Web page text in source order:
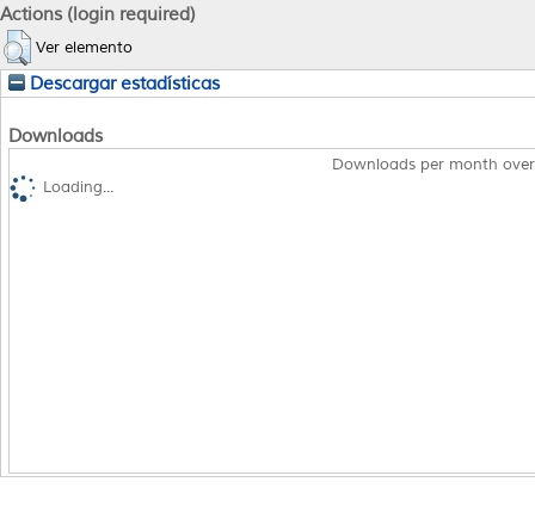
Actions (login required)
Ver elemento
Descargar estadísticas
Downloads
Downloads per month
Loading...